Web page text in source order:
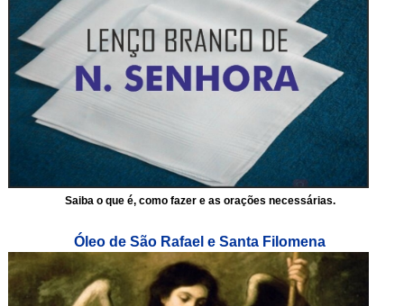
Saiba o que é, como fazer e as orações necessárias.
Óleo de São Rafael e Santa Filomena